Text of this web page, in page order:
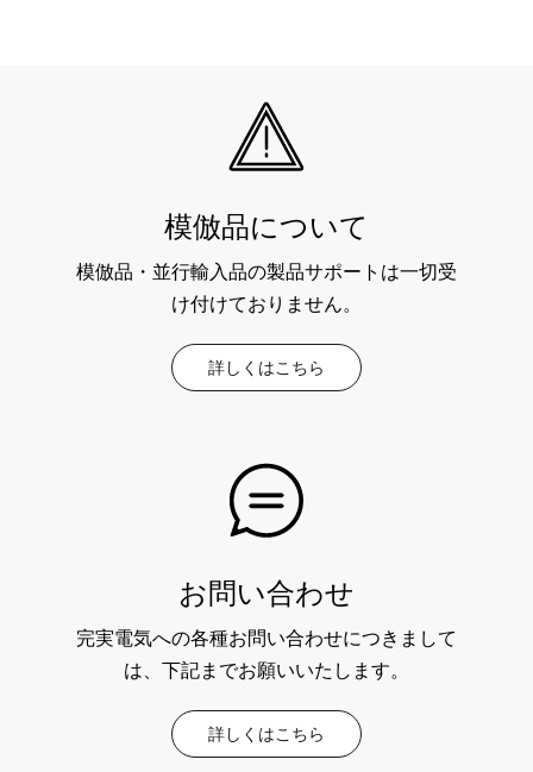
模倣品について
模倣品・並行輸入品の製品サポートは一切受
け付けておりません。
詳しくはこちら
お問い合わせ
完実電気への各種お問い合わせにつきまして
は、下記までお願いいたします。
詳しくはこちら